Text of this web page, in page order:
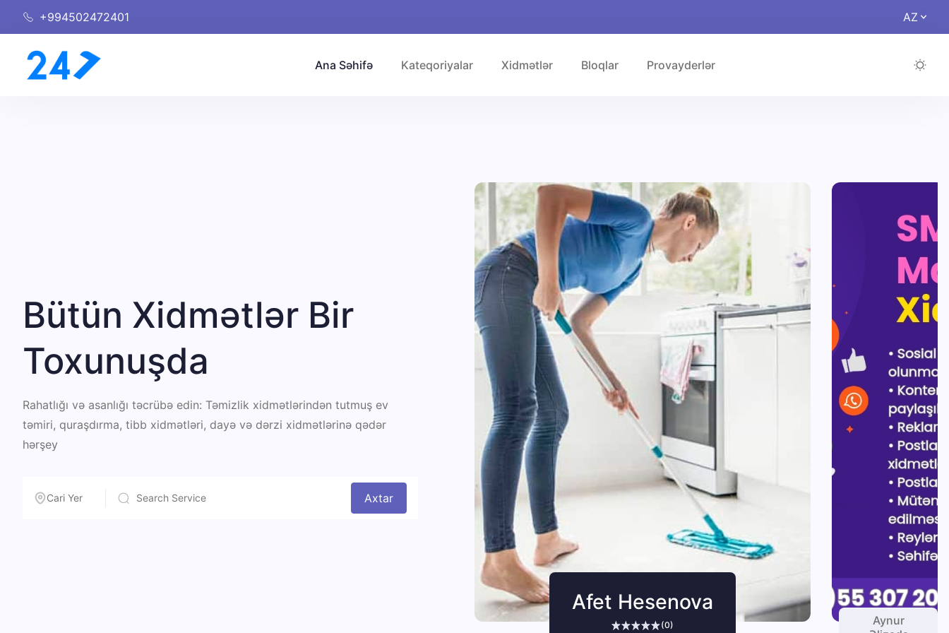
+994502472401 AZ
Ana Səhifə Kateqoriyalar Xidmətlər Bloqlar Provayderlər
Bütün Xidmətlər Bir
Toxunuşda
Rahatlığı və asanlığı təcrübə edin: Təmizlik xidmətlərindən tutmuş ev
təmiri, quraşdırma, tibb xidmətləri, dayə və dərzi xidmətlərinə qədər
hərşey
Cari Yer Axtar
Afet Hesenova
(0)
Aynur